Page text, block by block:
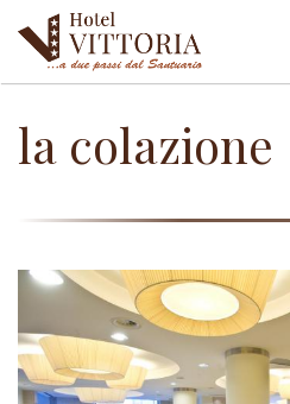
la colazione